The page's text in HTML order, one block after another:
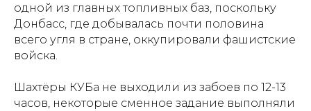
одной из главных топливных баз, поскольку
Донбасс, где добывалась почти половина
всего угля в стране, оккупировали фашистские
войска.
Шахтёры КУБа не выходили из забоев по 12-13
часов, некоторые сменное задание выполняли